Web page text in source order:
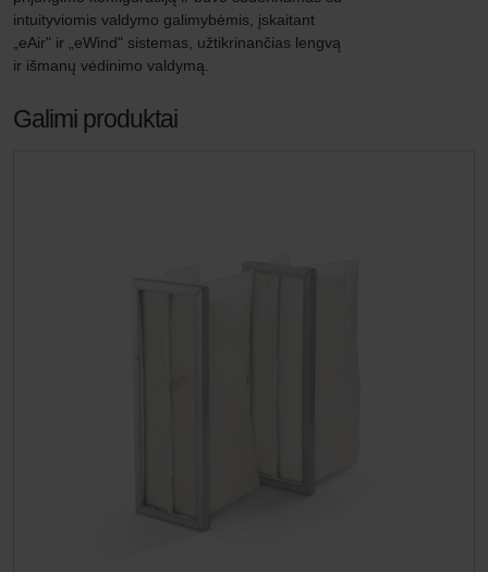
intuityviomis valdymo galimybėmis, įskaitant
„eAir" ir „eWind" sistemas, užtikrinančias lengvą
ir išmanų vėdinimo valdymą.
Galimi produktai